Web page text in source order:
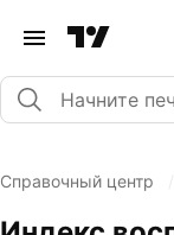
Справочный центр